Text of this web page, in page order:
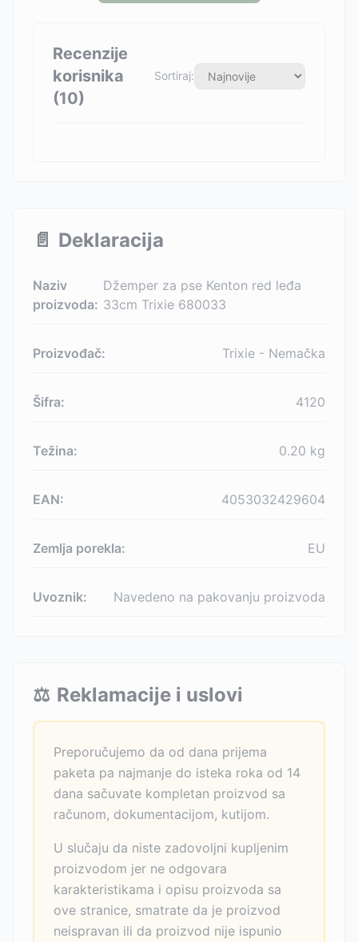
Recenzije
korisnika
(10)
Sortiraj:
📄 Deklaracija
Naziv
proizvoda:
Džemper za pse Kenton red leđa
33cm Trixie 680033
Proizvođač: Trixie - Nemačka
Šifra: 4120
Težina: 0.20 kg
EAN: 4053032429604
Zemlja porekla: EU
Uvoznik: Navedeno na pakovanju proizvoda
⚖️ Reklamacije i uslovi
Preporučujemo da od dana prijema
paketa pa najmanje do isteka roka od 14
dana sačuvate kompletan proizvod sa
računom, dokumentacijom, kutijom.
U slučaju da niste zadovoljni kupljenim
proizvodom jer ne odgovara
karakteristikama i opisu proizvoda sa
ove stranice, smatrate da je proizvod
neispravan ili da proizvod nije ispunio